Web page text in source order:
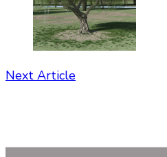
Next Article